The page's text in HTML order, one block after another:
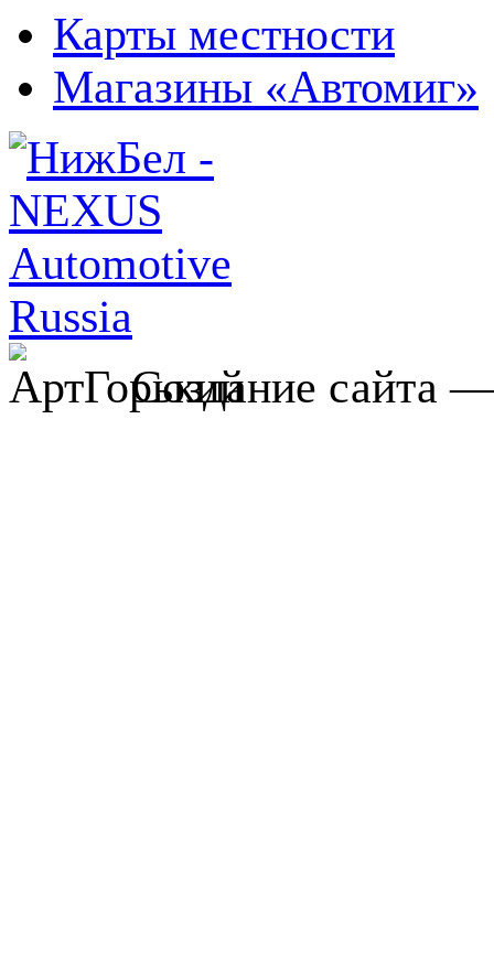
Карты местности
Магазины «Автомиг»
Создание сайта